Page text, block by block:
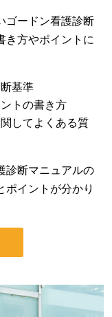
ゴードン看護診断
き方やポイントに
基準
トの書き方
してよくある質
診断マニュアルの
ポイントが分かり